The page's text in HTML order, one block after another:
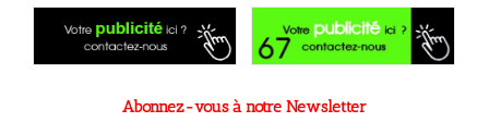
Abonnez-vous à notre Newsletter